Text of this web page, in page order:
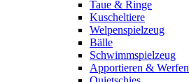
Taue & Ringe
Kuscheltiere
Welpenspielzeug
Bälle
Schwimmspielzeug
Apportieren & Werfen